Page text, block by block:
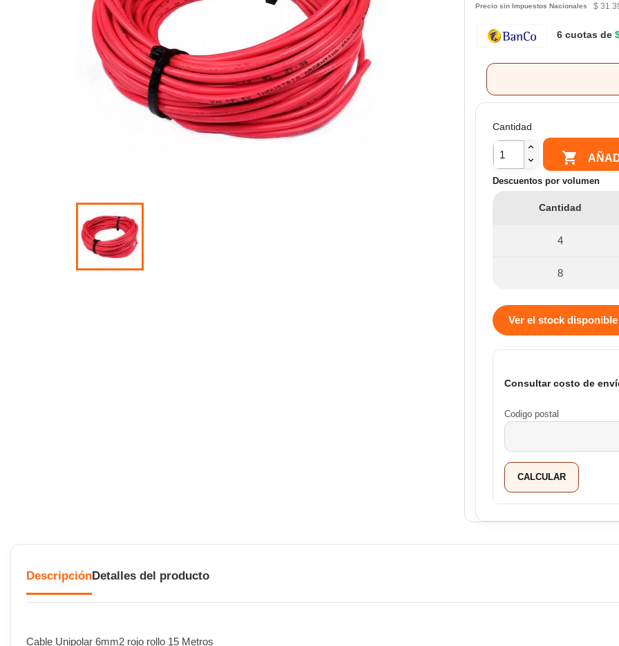
Precio sin Impuestos Nacionales $
6 cuotas de
Cantidad

Descuentos por volumen
Cantidad
4
8
Ver el stock
Consultar costo de
Codigo postal
CALCULAR
DescripciónDetalles del producto
Cable Unipolar 6mm2 rojo rollo 15 Metros